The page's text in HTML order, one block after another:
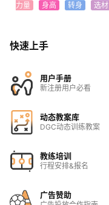
力量
身高 转身 选材
快速上手
用户手册
新注册用户必看
动态教案库
DGC动态训练教案
教练培训
行程安排&报名
广告赞助